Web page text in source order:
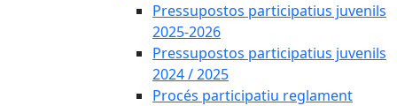
Pressupostos participatius juvenils
2025-2026
Pressupostos participatius juvenils
2024 / 2025
Procés participatiu reglament